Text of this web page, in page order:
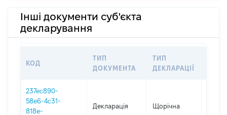
Інші документи суб'єкта
декларування
КОД
ТИП
ДОКУМЕНТА
ТИП
ДЕКЛАРАЦІЇ
237ec890-
58e6-4c31-
818e-
Декларація Щорічна